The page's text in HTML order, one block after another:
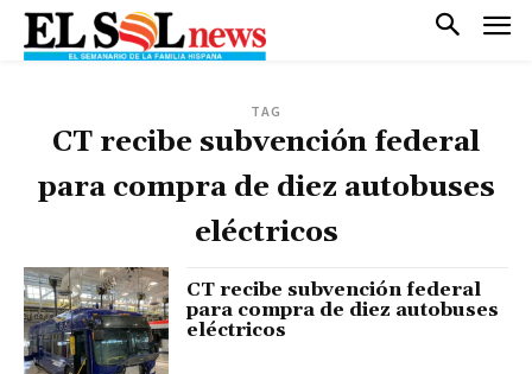
TAG
CT recibe subvención federal
para compra de diez autobuses
eléctricos
CT recibe subvención federal
para compra de diez autobuses
eléctricos